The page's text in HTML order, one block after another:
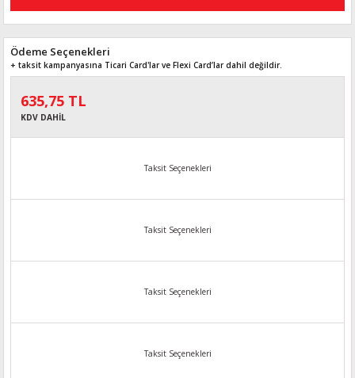
Ödeme Seçenekleri
+ taksit kampanyasına Ticari Card'lar ve Flexi Card’lar dahil değildir.
635,75 TL
KDV DAHİL
Taksit Seçenekleri
Taksit Seçenekleri
Taksit Seçenekleri
Taksit Seçenekleri